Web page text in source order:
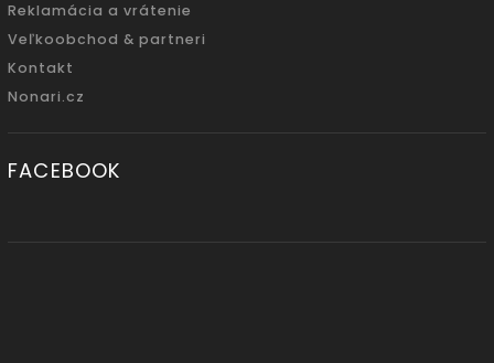
Reklamácia a vrátenie
Veľkoobchod & partneri
Kontakt
Nonari.cz
FACEBOOK